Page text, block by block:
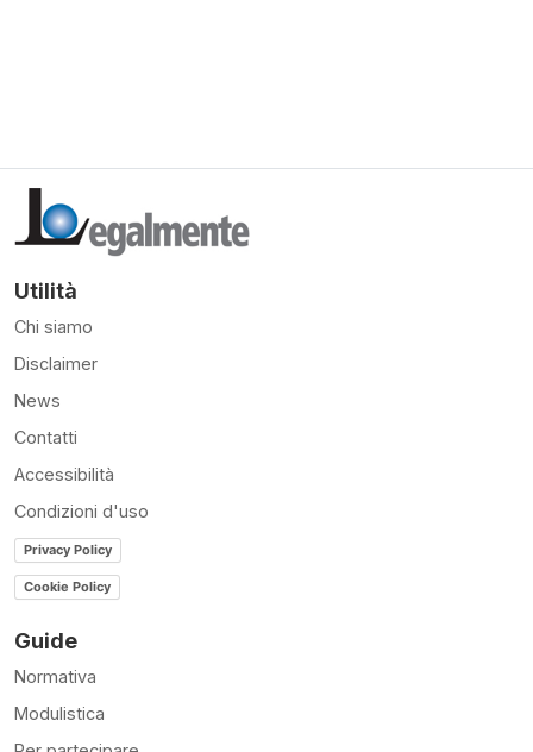
Utilità
Chi siamo
Disclaimer
News
Contatti
Accessibilità
Condizioni d'uso
Privacy Policy
Cookie Policy
Guide
Normativa
Modulistica